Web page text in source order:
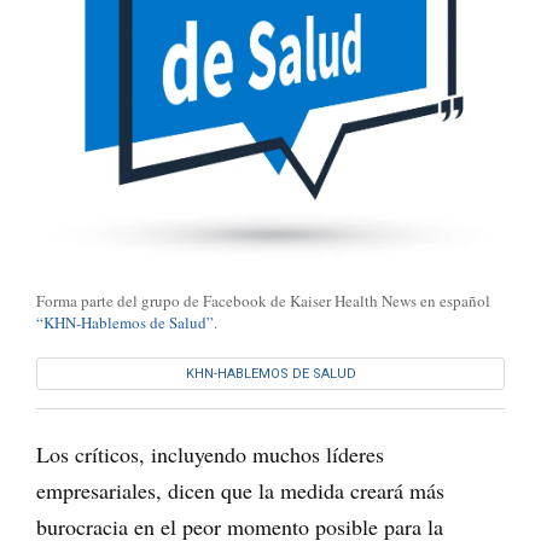
Forma parte del grupo de Facebook de Kaiser Health News en español
“KHN-Hablemos de Salud”.
KHN-HABLEMOS DE SALUD
Los críticos, incluyendo muchos líderes
empresariales, dicen que la medida creará más
burocracia en el peor momento posible para la